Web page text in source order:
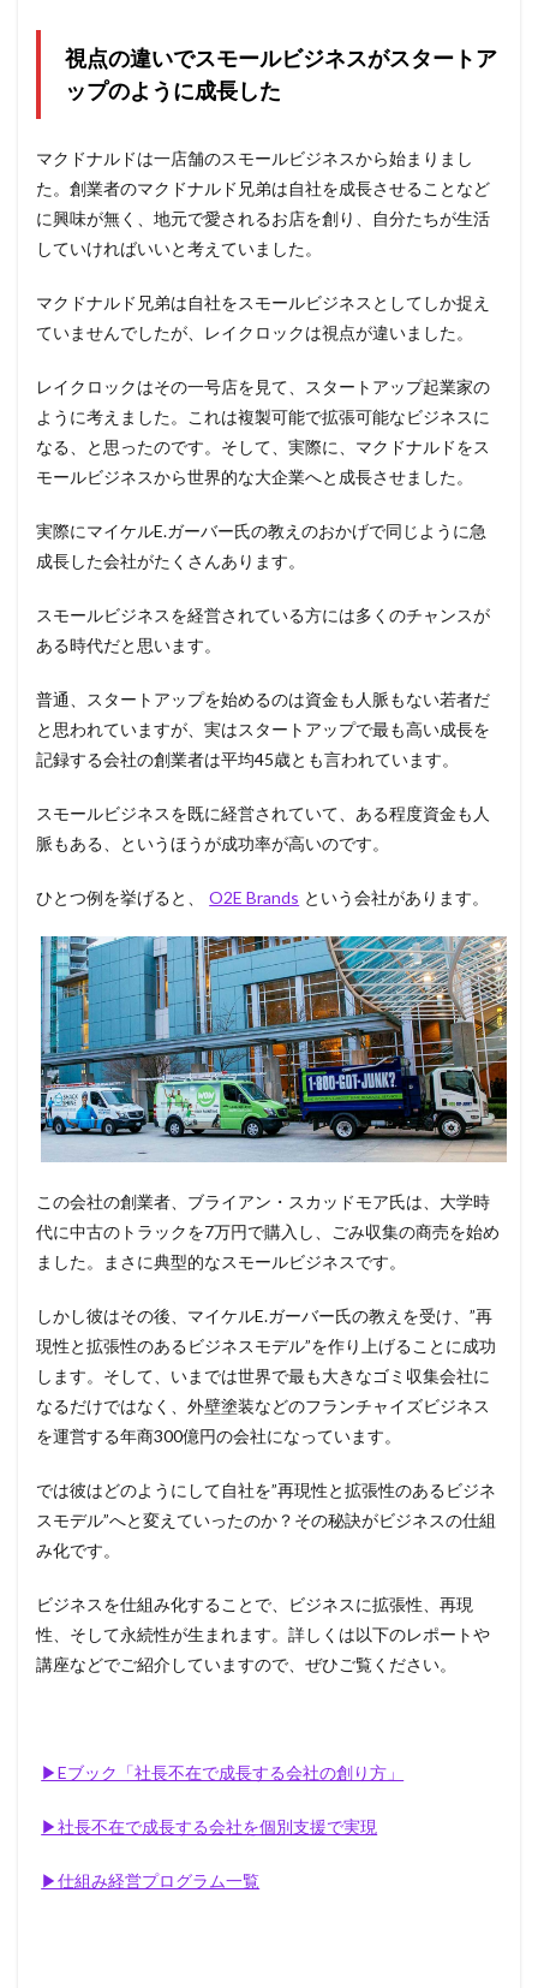
視点の違いでスモールビジネスがスタートア
ップのように成長した
マクドナルドは一店舗のスモールビジネスから始まりまし
た。創業者のマクドナルド兄弟は自社を成長させることなど
に興味が無く、地元で愛されるお店を創り、自分たちが生活
していければいいと考えていました。
マクドナルド兄弟は自社をスモールビジネスとしてしか捉え
ていませんでしたが、レイクロックは視点が違いました。
レイクロックはその一号店を見て、スタートアップ起業家の
ように考えました。これは複製可能で拡張可能なビジネスに
なる、と思ったのです。そして、実際に、マクドナルドをス
モールビジネスから世界的な大企業へと成長させました。
実際にマイケルE.ガーバー氏の教えのおかげで同じように急
成長した会社がたくさんあります。
スモールビジネスを経営されている方には多くのチャンスが
ある時代だと思います。
普通、スタートアップを始めるのは資金も人脈もない若者だ
と思われていますが、実はスタートアップで最も高い成長を
記録する会社の創業者は平均45歳とも言われています。
スモールビジネスを既に経営されていて、ある程度資金も人
脈もある、というほうが成功率が高いのです。
ひとつ例を挙げると、 O2E Brands という会社があります。
この会社の創業者、ブライアン・スカッドモア氏は、大学時
代に中古のトラックを7万円で購入し、ごみ収集の商売を始め
ました。まさに典型的なスモールビジネスです。
しかし彼はその後、マイケルE.ガーバー氏の教えを受け、”再
現性と拡張性のあるビジネスモデル”を作り上げることに成功
します。そして、いまでは世界で最も大きなゴミ収集会社に
なるだけではなく、外壁塗装などのフランチャイズビジネス
を運営する年商300億円の会社になっています。
では彼はどのようにして自社を”再現性と拡張性のあるビジネ
スモデル”へと変えていったのか？その秘訣がビジネスの仕組
み化です。
ビジネスを仕組み化することで、ビジネスに拡張性、再現
性、そして永続性が生まれます。詳しくは以下のレポートや
講座などでご紹介していますので、ぜひご覧ください。
▶Eブック「社長不在で成長する会社の創り方」
▶社長不在で成長する会社を個別支援で実現
▶仕組み経営プログラム一覧